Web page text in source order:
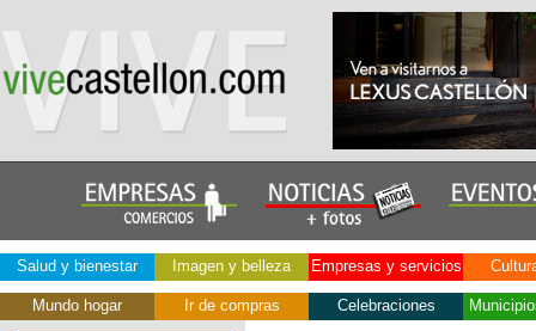
Salud y bienestar Imagen y belleza Empresas y servicios
Mundo hogar Ir de compras Celebraciones